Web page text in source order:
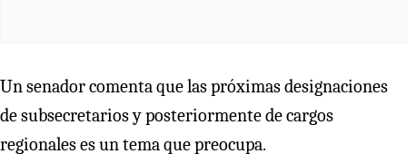
Un senador comenta que las próximas designaciones
de subsecretarios y posteriormente de cargos
regionales es un tema que preocupa.